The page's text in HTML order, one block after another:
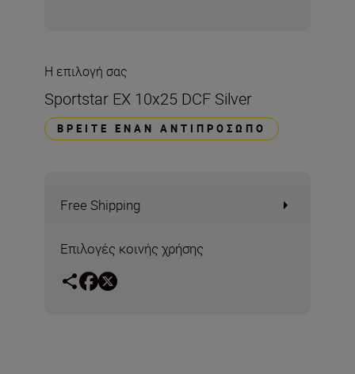
Η επιλογή σας
Sportstar EX 10x25 DCF Silver
ΒΡΕΊΤΕ ΈΝΑΝ ΑΝΤΙΠΡΌΣΩΠΟ
Free Shipping
Επιλογές κοινής χρήσης